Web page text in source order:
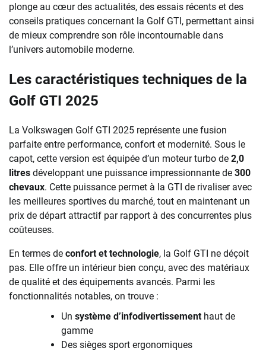
plonge au cœur des actualités, des essais récents et des
conseils pratiques concernant la Golf GTI, permettant ainsi
de mieux comprendre son rôle incontournable dans
l’univers automobile moderne.
Les caractéristiques techniques de la
Golf GTI 2025
La Volkswagen Golf GTI 2025 représente une fusion
parfaite entre performance, confort et modernité. Sous le
capot, cette version est équipée d’un moteur turbo de 2,0
litres développant une puissance impressionnante de 300
chevaux. Cette puissance permet à la GTI de rivaliser avec
les meilleures sportives du marché, tout en maintenant un
prix de départ attractif par rapport à des concurrentes plus
coûteuses.
En termes de confort et technologie, la Golf GTI ne déçoit
pas. Elle offre un intérieur bien conçu, avec des matériaux
de qualité et des équipements avancés. Parmi les
fonctionnalités notables, on trouve :
Un système d’infodivertissement haut de
gamme
Des sièges sport ergonomiques